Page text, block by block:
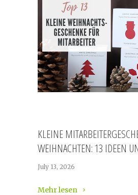
KLEINE
WEIHNACHTEN: 13 IDEEN
July 13, 2026
Mehr lesen